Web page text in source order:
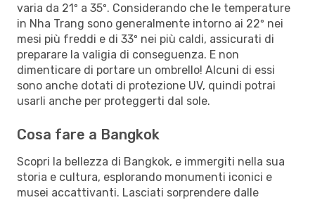
varia da 21º a 35º. Considerando che le temperature
in Nha Trang sono generalmente intorno ai 22º nei
mesi più freddi e di 33º nei più caldi, assicurati di
preparare la valigia di conseguenza. E non
dimenticare di portare un ombrello! Alcuni di essi
sono anche dotati di protezione UV, quindi potrai
usarli anche per proteggerti dal sole.
Cosa fare a Bangkok
Scopri la bellezza di Bangkok, e immergiti nella sua
storia e cultura, esplorando monumenti iconici e
musei accattivanti. Lasciati sorprendere dalle